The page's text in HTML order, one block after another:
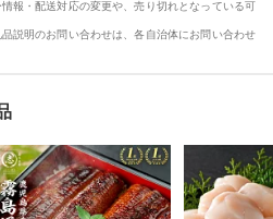
報・配送対応の変更や、売り切れとなっている可
説明のお問い合わせは、各自治体にお問い合わせ